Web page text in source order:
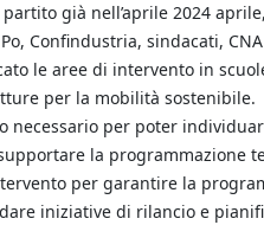
già nell’aprile 2024
Confindustria, sindacati,
le aree di intervento in
per la mobilità sostenibile.
necessario per poter
la programmazione
per garantire la
iniziative di rilancio e